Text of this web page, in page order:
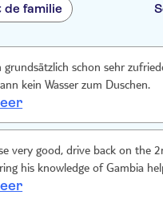
de familie
grundsätzlich schon sehr
kein Wasser zum Duschen.
very good, drive back on the
his knowledge of Gambia